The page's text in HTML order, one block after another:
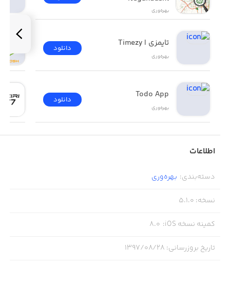
بهره‌وری
تایمزی | Timezy
بهره‌وری
دانلود
Todo App
بهره‌وری
دانلود
اطلاعات
دسته‌بندی: بهره‌وری
نسخه:
5.1.0
کمینه نسخه iOS :
8.0
تاریخ بروزرسانی: ۱۳۹۷/۰۸/۲۸